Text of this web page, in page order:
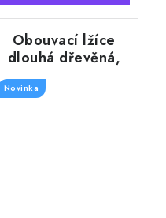
Obouvací lžíce
dlouhá dřevěná,
barva mahagon 74
Novinka